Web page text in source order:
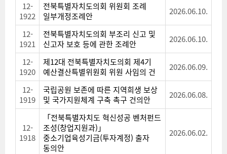
12-
1922
전북특별자치도의회 위원회 조례
일부개정조례안
2026.06.10.
12-
1921
전북특별자치도의회 부조리 신고 및
신고자 보호 등에 관한 조례안
2026.06.10.
12-
1920
제12대 전북특별자치도의회 제4기
예산결산특별위원회 위원 사임의 건
2026.06.09.
12-
1919
국립공원 보존에 따른 지역희생 보상
및 국가지원체계 구축 촉구 건의안
2026.06.08.
12-
1918
「전북특별자치도 혁신성공 벤처펀드
조성(창업지원과)」
중소기업육성기금(투자계정) 출자
동의안
2026.06.02.